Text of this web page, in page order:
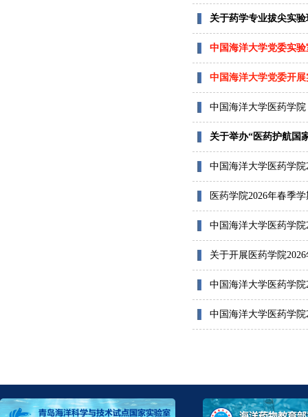
关于药学专业拔尖实
中国海洋大学党委实
中国海洋大学党委开
中国海洋大学医药学
关于举办“医药护航国
中国海洋大学医药学
医药学院2026年春季
中国海洋大学医药学
关于开展医药学院
中国海洋大学医药学
中国海洋大学医药学